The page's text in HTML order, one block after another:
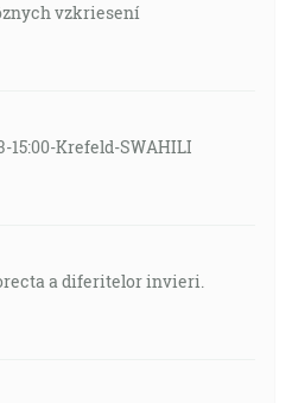
vzkriesení
15:00-Krefeld-SWAHILI
a diferitelor invieri.